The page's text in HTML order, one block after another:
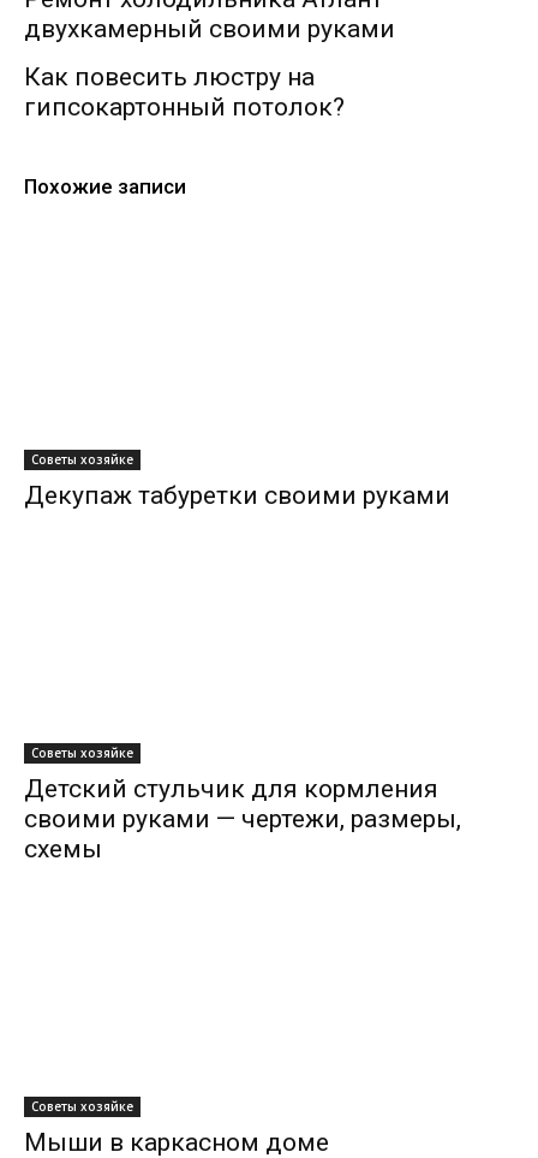
двухкамерный своими руками
Как повесить люстру на
гипсокартонный потолок?
Похожие записи
Советы хозяйке
Декупаж табуретки своими руками
Советы хозяйке
Детский стульчик для кормления
своими руками — чертежи, размеры,
схемы
Советы хозяйке
Мыши в каркасном доме